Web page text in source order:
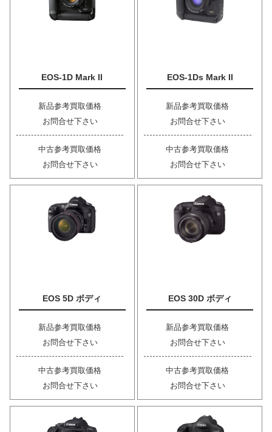
EOS-1D Mark II
新品参考買取価格
お問合せ下さい
中古参考買取価格
お問合せ下さい
EOS-1Ds Mark II
新品参考買取価格
お問合せ下さい
中古参考買取価格
お問合せ下さい
EOS 5D ボディ
新品参考買取価格
お問合せ下さい
中古参考買取価格
お問合せ下さい
EOS 30D ボディ
新品参考買取価格
お問合せ下さい
中古参考買取価格
お問合せ下さい